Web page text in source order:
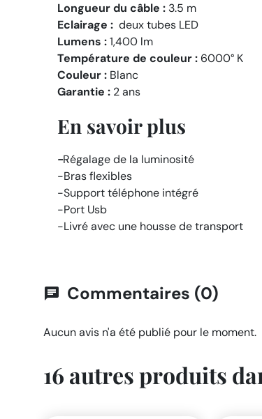
Longueur du câble : 3.5 m
Eclairage : deux tubes LED
Lumens :1,400 lm
Température de couleur : 6000° K
Couleur : Blanc
Garantie : 2 ans
En savoir plus
-Régalage de la luminosité
-Bras flexibles
-Support téléphone intégré
-Port Usb
-Livré avec une housse de transport
chat Commentaires (0)
Aucun avis n'a été publié pour le moment.
16 autres produits